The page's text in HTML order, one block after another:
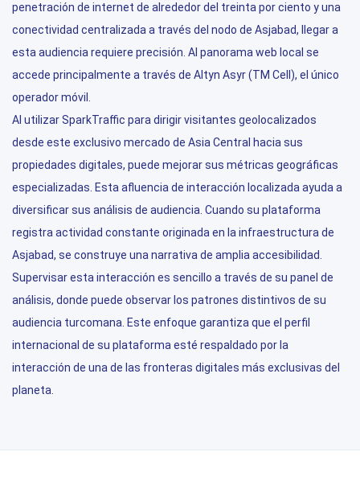
penetración de internet de alrededor del treinta por ciento y una
conectividad centralizada a través del nodo de Asjabad, llegar a
esta audiencia requiere precisión. Al panorama web local se
accede principalmente a través de Altyn Asyr (TM Cell), el único
operador móvil.
Al utilizar SparkTraffic para dirigir visitantes geolocalizados
desde este exclusivo mercado de Asia Central hacia sus
propiedades digitales, puede mejorar sus métricas geográficas
especializadas. Esta afluencia de interacción localizada ayuda a
diversificar sus análisis de audiencia. Cuando su plataforma
registra actividad constante originada en la infraestructura de
Asjabad, se construye una narrativa de amplia accesibilidad.
Supervisar esta interacción es sencillo a través de su panel de
análisis, donde puede observar los patrones distintivos de su
audiencia turcomana. Este enfoque garantiza que el perfil
internacional de su plataforma esté respaldado por la
interacción de una de las fronteras digitales más exclusivas del
planeta.